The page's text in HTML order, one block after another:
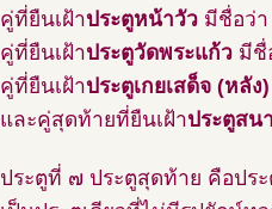
คู่ที่ยืนเฝ้าประตูหน้าวัว มีชื่อว่
คู่ที่ยืนเฝ้าประตูวัดพระแก้ว มีชื่
คู่ที่ยืนเฝ้าประตูเกยเสด็จ (หลัง)
และคู่สุดท้ายที่ยืนเฝ้าประตูสน
ประตูที่ ๗ ประตูสุดท้าย คือปร